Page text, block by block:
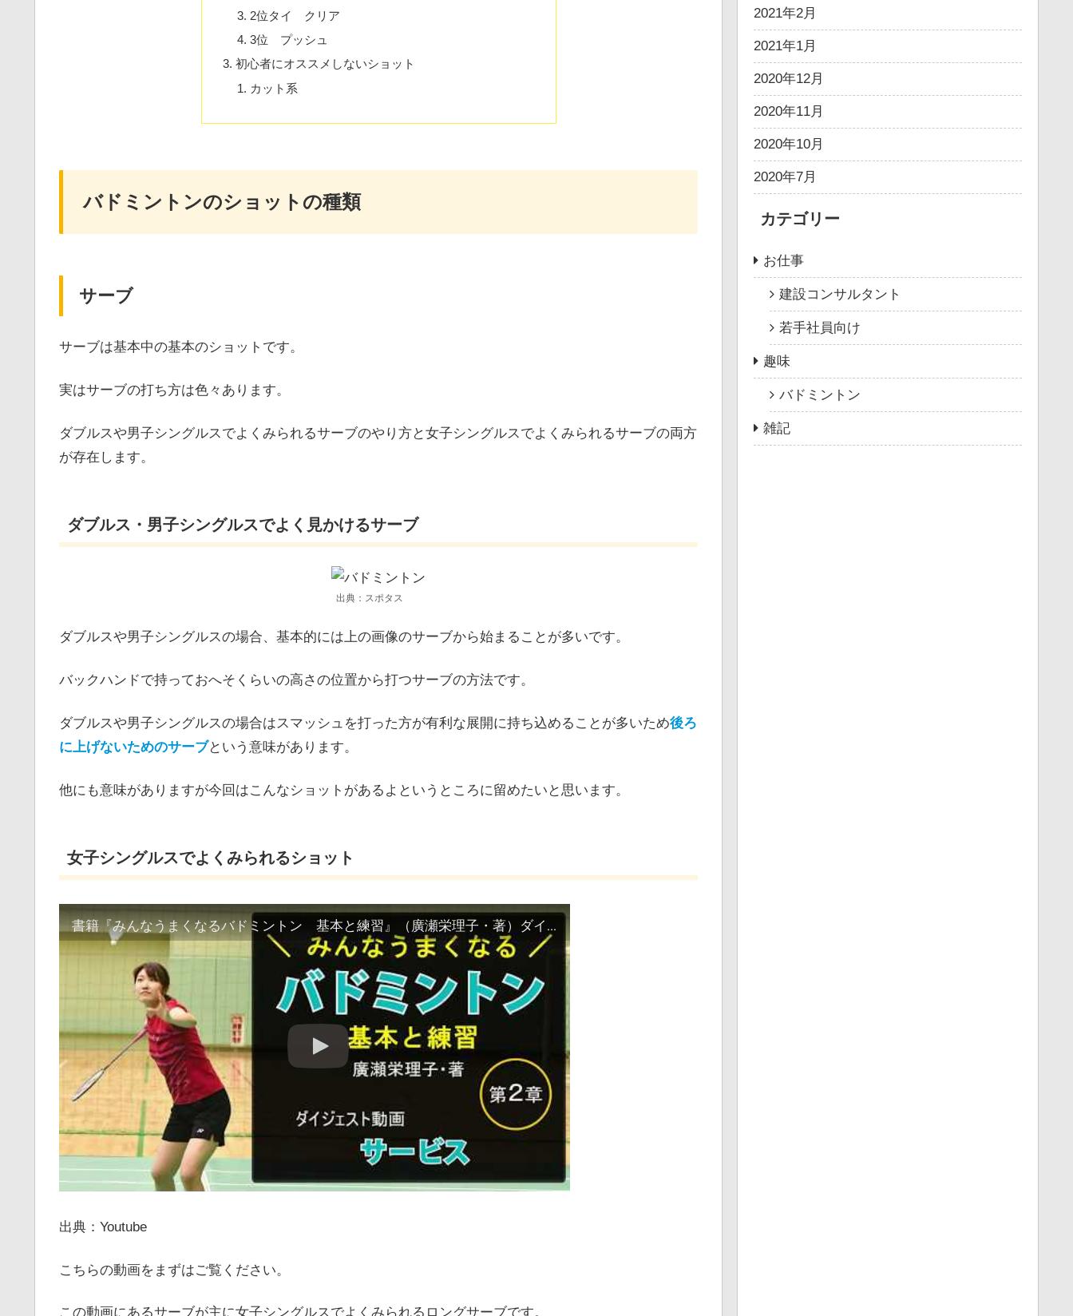
2位タイ クリア
3位 プッシュ
初心者にオススメしないショット
カット系
バドミントンのショットの種類
サーブ
サーブは基本中の基本のショットです。
実はサーブの打ち方は色々あります。
ダブルスや男子シングルスでよくみられるサーブのやり方と女子シングルスでよくみられるサーブの両方
が存在します。
ダブルス・男子シングルスでよく見かけるサーブ
出典：スポタス
ダブルスや男子シングルスの場合、基本的には上の画像のサーブから始まることが多いです。
バックハンドで持っておへそくらいの高さの位置から打つサーブの方法です。
ダブルスや男子シングルスの場合はスマッシュを打った方が有利な展開に持ち込めることが多いため後ろ
に上げないためのサーブという意味があります。
他にも意味がありますが今回はこんなショットがあるよというところに留めたいと思います。
女子シングルスでよくみられるショット
書籍『みんなうまくなるバドミントン 基本と練習』（廣瀬栄理子・著）ダイジェスト動画（第２章 サービス）
出典：Youtube
こちらの動画をまずはご覧ください。
この動画にあるサーブが主に女子シングルスでよくみられるロングサーブです。
2021年2月
2021年1月
2020年12月
2020年11月
2020年10月
2020年7月
カテゴリー
お仕事
建設コンサルタント
若手社員向け
趣味
バドミントン
雑記